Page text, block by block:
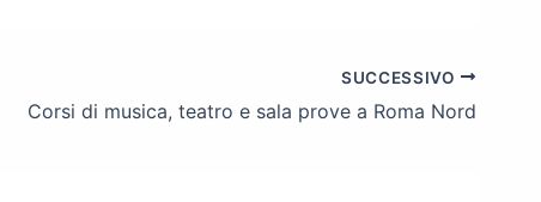
SUCCESSIVO
Corsi di musica, teatro e sala prove a Roma Nord